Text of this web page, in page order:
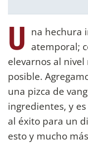
U na hechura
atemporal;
elevarnos al
posible.
una pizca de
ingredientes, y
al éxito para un
esto y mucho